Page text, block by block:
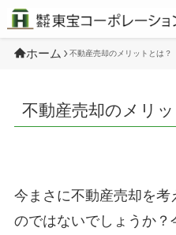
ホーム 不動産売却のメリットとは？
不動産売却のメリ
今まさに不動産売却を
のではないでしょうか？